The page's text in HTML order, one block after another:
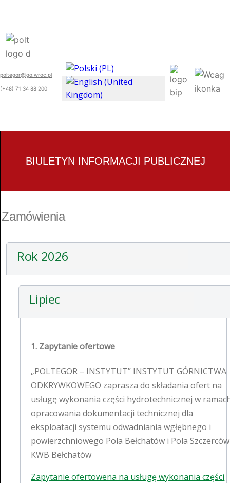
poltegor@igo.wroc.pl
(+48) 71 34 88 200
BIULETYN INFORMACJI PUBLICZNEJ
Zamówienia
Rok 2026
Lipiec
1. Zapytanie ofertowe
„POLTEGOR – INSTYTUT” INSTYTUT GÓRNICTWA
ODKRYWKOWEGO zaprasza do składania ofert na
usługę wykonania części hydrotechnicznej w
opracowania dokumentacji technicznej dla
eksploatacji systemu odwadniania wgłębnego i
powierzchniowego Pola Bełchatów i Pola Szczerców
KWB Bełchatów
Zapytanie ofertowena na usługę wykonania części